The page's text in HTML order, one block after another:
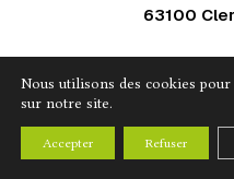
63100
Nous utilisons des cookies
sur notre site.
Accepter Refuser